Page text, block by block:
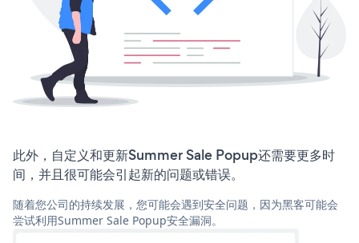
此外，自定义和更新Summer Sale Popup还需要更多时
间，并且很可能会引起新的问题或错误。
随着您公司的持续发展，您可能会遇到安全问题，因为黑客可能会
尝试利用Summer Sale Popup安全漏洞。